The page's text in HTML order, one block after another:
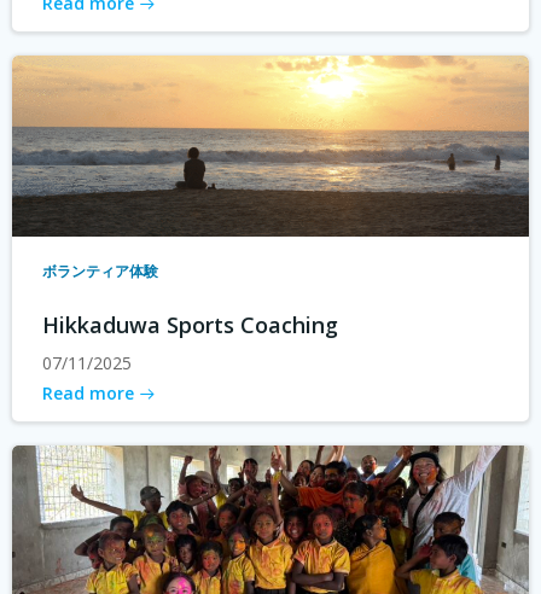
ボランティア体験
Hikkaduwa Sports Coaching
07/11/2025
Read more